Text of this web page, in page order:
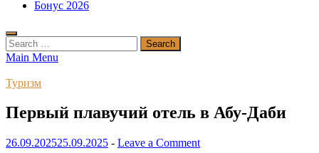
Бонус 2026
Search
for:
Main Menu
Туризм
Первый плавучий отель в Абу-Даби
26.09.202525.09.2025 - Leave a Comment